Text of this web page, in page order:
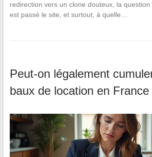
redirection vers un clone douteux, la
est passé le site, et surtout, à quelle…
Peut-on légalement
baux de location en France